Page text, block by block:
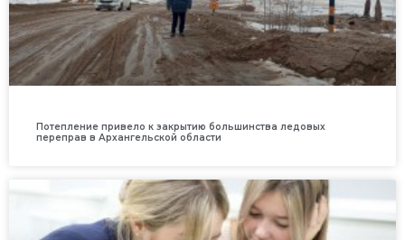
Потепление привело к закрытию большинства ледовых
переправ в Архангельской области